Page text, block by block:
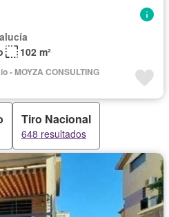
102 m²
- MOYZA CONSULTING
Tiro Nacional
648 resultados